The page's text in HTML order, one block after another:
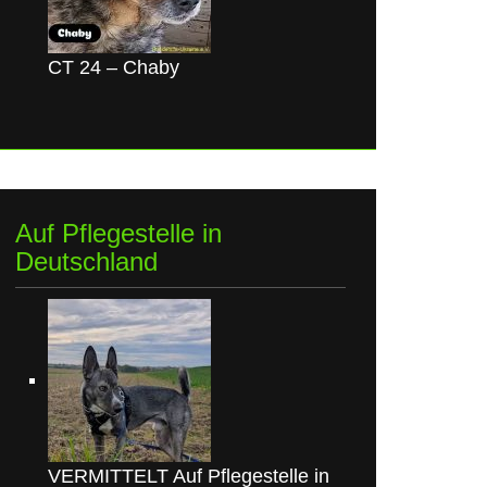
CT 24 – Chaby
Auf Pflegestelle in
Deutschland
VERMITTELT Auf Pflegestelle in